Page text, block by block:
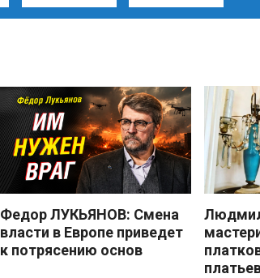
Федор ЛУКЬЯНОВ: Смена
власти в Европе приведет
к потрясению основ